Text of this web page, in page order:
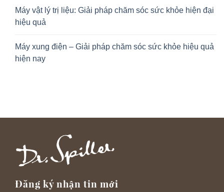
Máy vật lý trị liệu: Giải pháp chăm sóc sức khỏe hiện đại
hiệu quả
Máy xung điện – Giải pháp chăm sóc sức khỏe hiệu quả
hiện nay
Đăng ký nhận tin mới